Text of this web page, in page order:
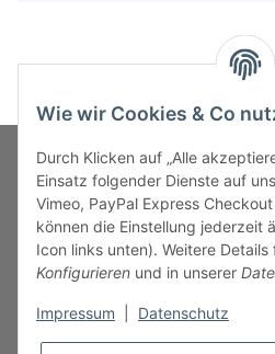
MARKENWELT
SERVICE
INFORMATIONEN
Wie wir Cookies & Co
Durch Klicken auf „Alle
Einsatz folgender Dienste auf
Vimeo, PayPal Express
können die Einstellung jederzeit
Icon links unten). Weitere
Konfigurieren und in unserer
Impressum Datenschutz